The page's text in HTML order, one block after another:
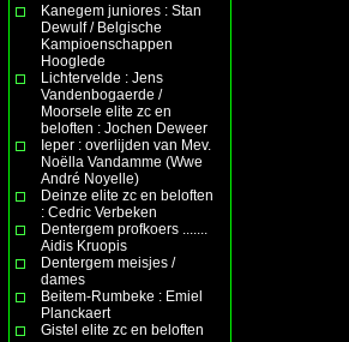
Kanegem juniores : Stan
Dewulf / Belgische
Kampioenschappen
Hooglede
Lichtervelde : Jens
Vandenbogaerde /
Moorsele elite zc en
beloften : Jochen Deweer
Ieper : overlijden van Mev.
Noëlla Vandamme (Wwe
André Noyelle)
Deinze elite zc en beloften
: Cedric Verbeken
Dentergem profkoers .......
Aidis Kruopis
Dentergem meisjes /
dames
Beitem-Rumbeke : Emiel
Planckaert
Gistel elite zc en beloften